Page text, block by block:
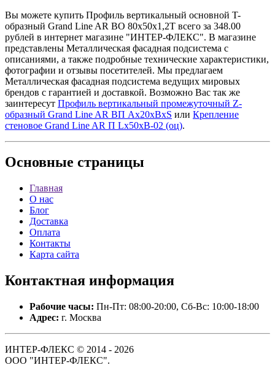
Вы можете купить Профиль вертикальный основной T-
образный Grand Line AR ВО 80х50х1,2Т всего за 348.00
рублей в интернет магазине "ИНТЕР-ФЛЕКС". В магазине
представлены Металлическая фасадная подсистема с
описаниями, а также подробные технические характеристики,
фотографии и отзывы посетителей. Мы предлагаем
Металлическая фасадная подсистема ведущих мировых
брендов с гарантией и доставкой. Возможно Вас так же
заинтересут Профиль вертикальный промежуточный Z-
образный Grand Line AR ВП Ax20xBxS или Крепление
стеновое Grand Line AR П Lх50хВ-02 (оц).
Основные страницы
Главная
О нас
Блог
Доставка
Оплата
Контакты
Карта сайта
Контактная информация
Рабочие часы: Пн-Пт: 08:00-20:00, Сб-Вс: 10:00-18:00
Адрес: г. Москва
ИНТЕР-ФЛЕКС © 2014 - 2026
ООО "ИНТЕР-ФЛЕКС".